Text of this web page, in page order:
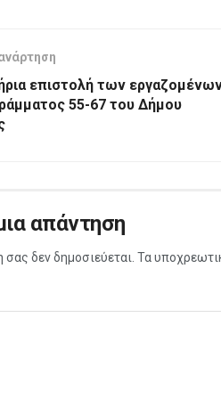
επιστολή των
55-67 του Δήμου
απάντηση
σας δεν δημοσιεύεται. Τα